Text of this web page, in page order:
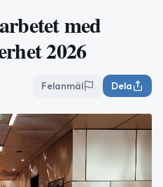
med
2026
Felanmäl Dela